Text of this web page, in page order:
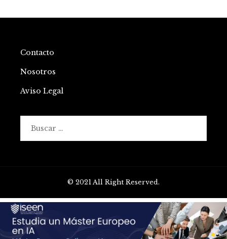
Contacto
Nosotros
Aviso Legal
© 2021 All Right Reserved.